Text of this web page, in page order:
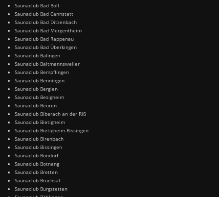
Saunaclub Bad Boll
Saunaclub Bad Cannstatt
Saunaclub Bad Ditzenbach
Saunaclub Bad Mergentheim
Saunaclub Bad Rappenau
Saunaclub Bad Überkingen
Saunaclub Balingen
Saunaclub Baltmannsweiler
Saunaclub Bempflingen
Saunaclub Benningen
Saunaclub Berglen
Saunaclub Besigheim
Saunaclub Beuren
Saunaclub Biberach an der Riß
Saunaclub Bietigheim
Saunaclub Bietigheim-Bissingen
Saunaclub Birenbach
Saunaclub Bissingen
Saunaclub Bondorf
Saunaclub Botnang
Saunaclub Bretten
Saunaclub Bruchsal
Saunaclub Burgstetten